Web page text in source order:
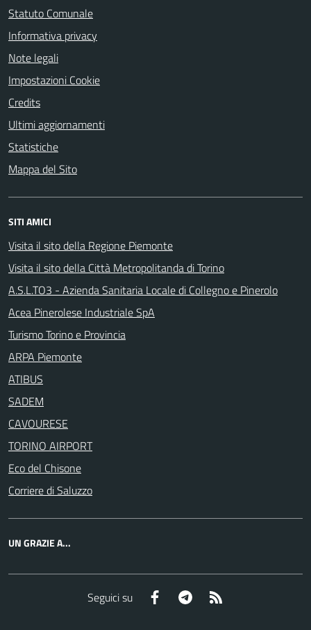
Statuto Comunale
Informativa privacy
Note legali
Impostazioni Cookie
Credits
Ultimi aggiornamenti
Statistiche
Mappa del Sito
SITI AMICI
Visita il sito della Regione Piemonte
Visita il sito della Città Metropolitanda di Torino
A.S.L.TO3 - Azienda Sanitaria Locale di Collegno e Pinerolo
Acea Pinerolese Industriale SpA
Turismo Torino e Provincia
ARPA Piemonte
ATIBUS
SADEM
CAVOURESE
TORINO AIRPORT
Eco del Chisone
Corriere di Saluzzo
UN GRAZIE A...
Seguici su Facebook Telegram